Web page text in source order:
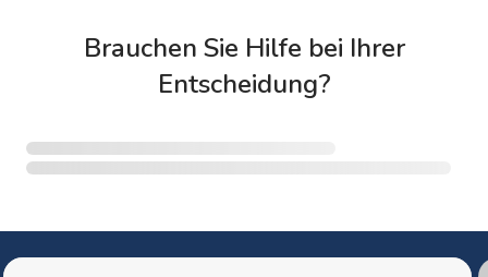
Brauchen Sie Hilfe bei Ihrer
Entscheidung?